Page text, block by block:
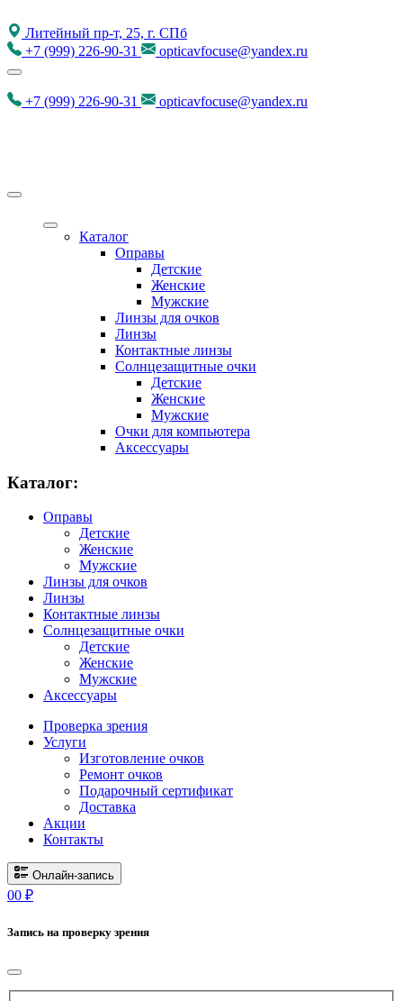
Литейный пр-т, 25, г. СПб
+7 (999) 226-90-31 opticavfocuse@yandex.ru
+7 (999) 226-90-31 opticavfocuse@yandex.ru
Каталог
Оправы
Детские
Женские
Мужские
Линзы для очков
Линзы
Контактные линзы
Солнцезащитные очки
Детские
Женские
Мужские
Очки для компьютера
Аксессуары
Каталог:
Оправы
Детские
Женские
Мужские
Линзы для очков
Линзы
Контактные линзы
Солнцезащитные очки
Детские
Женские
Мужские
Аксессуары
Проверка зрения
Услуги
Изготовление очков
Ремонт очков
Подарочный сертификат
Доставка
Акции
Контакты
Онлайн-запись
00 ₽
Запись на проверку зрения